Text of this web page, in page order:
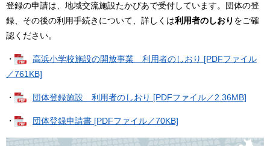
登録の申請は、地域交流施設たかぴあで受付しています。団体の登
録、その後の利用手続きについて、詳しくは利用者のしおり をご確
認ください。
・
高浜小学校施設の開放事業 利用者のしおり [PDFファイル
／761KB]
・ 団体登録施設 利用者のしおり [PDFファイル／2.36MB]
・ 団体登録申請書 [PDFファイル／70KB]